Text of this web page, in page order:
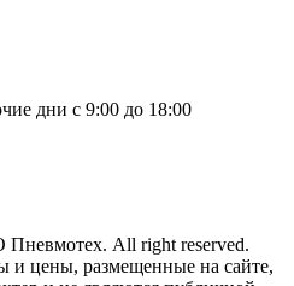
дни с 9:00 до 18:00
All right reserved.
цены, размещенные на сайте,